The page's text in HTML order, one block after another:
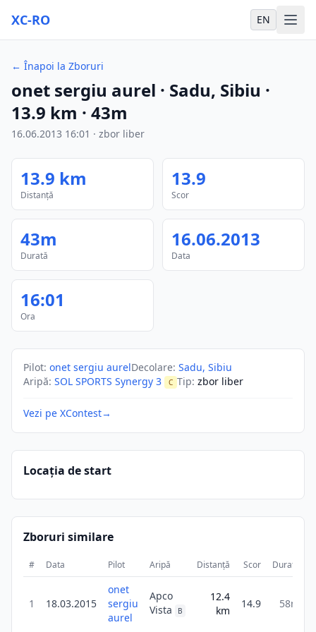
XC-RO EN
← Înapoi la Zboruri
onet sergiu aurel · Sadu, Sibiu ·
13.9 km · 43m
16.06.2013 16:01 · zbor liber
13.9 km
Distanță
13.9
Scor
43m
Durată
16.06.2013
Data
16:01
Ora
Pilot: onet sergiu aurelDecolare: Sadu, Sibiu
Aripă: SOL SPORTS Synergy 3 C Tip: zbor liber
Vezi pe XContest→
Locația de start
Zboruri similare
# Data Pilot Aripă Distanță Scor Durată
1 18.03.2015
onet
sergiu
aurel
Apco
Vista
B
12.4
km
14.9 58m